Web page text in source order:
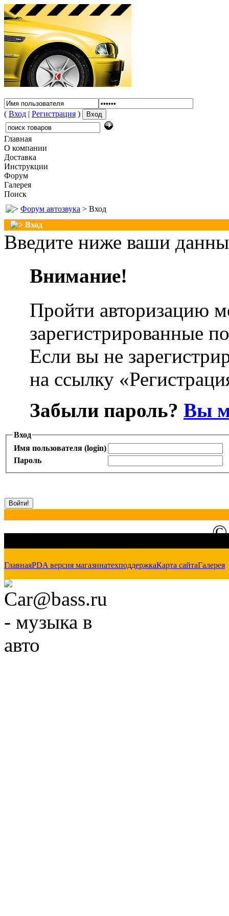
( Вход | Регистрация )
Главная
О компании
Доставка
Инструкции
Форум
Галерея
Поиск
Форум автозвука > Вход
Вход
Введите ниже ваши
Внимание!
Пройти авторизацию
зарегистрированные
Если вы не
на ссылку
Забыли пароль? Вы
Вход
Имя пользователя (login)
Пароль
©
ГлавнаяPDA версия магазинатехподдержкаКарта сайтаГалерея